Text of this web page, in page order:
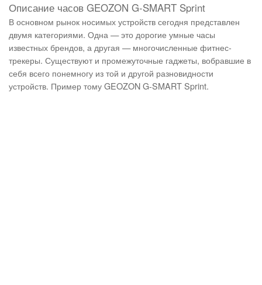
Описание часов GEOZON G-SMART Sprint
В основном рынок носимых устройств сегодня представлен
двумя категориями. Одна — это дорогие умные часы
известных брендов, а другая — многочисленные фитнес-
трекеры. Существуют и промежуточные гаджеты, вобравшие в
себя всего понемногу из той и другой разновидности
устройств. Пример тому GEOZON G-SMART Sprint.